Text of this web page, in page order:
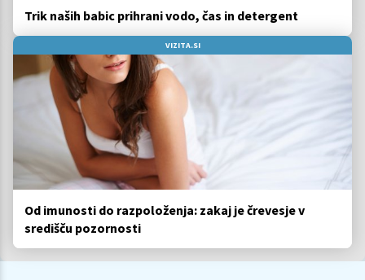
Trik naših babic prihrani vodo, čas in detergent
VIZITA.SI
Od imunosti do razpoloženja: zakaj je črevesje v
središču pozornosti